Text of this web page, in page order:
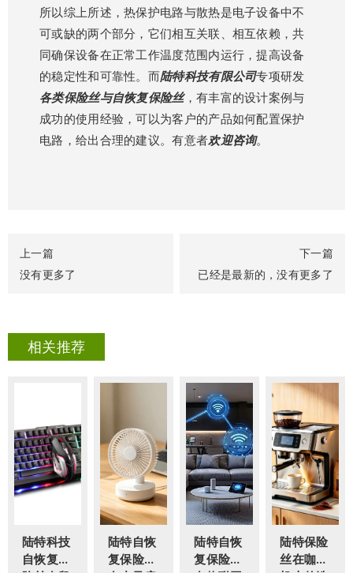
所以综上所述，热保护电路与散热是电子设备中不
可或缺的两个部分，它们相互关联、相互依赖，共
同确保设备在正常工作温度范围内运行，提高设备
的稳定性和可靠性。而陆特科技有限公司专项研发
各类保险丝与自恢复保险丝，有丰富的设计案例与
成功的使用经验，可以为客户的产品如何配置保护
电路，给出合理的建议。有意者欢迎咨询。
上一篇
没有更多了
下一篇
已经是最新的，没有更多了
相关推荐
陆特科技
自恢复保
陆特自恢
复保险丝
陆特自恢
复保险丝
陆特保险
丝在咖啡